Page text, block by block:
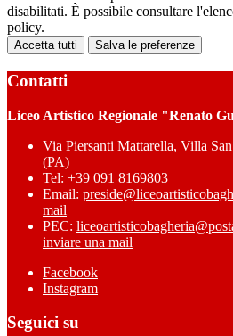
disabilitati. È possibile consultare
policy.
Accetta tutti Salva le preferenze
Contatti
Liceo Artistico Regionale "Renato
Via Piersanti Mattarella, Villa
(PA)
Tel: +39 091 8169803
Email:
mail
PEC:
inviare una mail
Facebook
Instagram
Seguici su